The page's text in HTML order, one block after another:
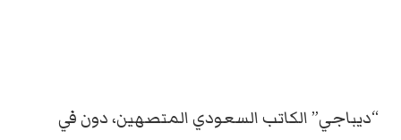
“ديباجي” الكاتب السعودي المتصهين، دون في